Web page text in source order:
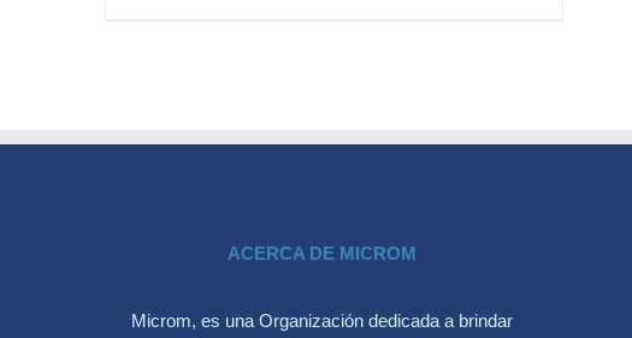
ACERCA DE MICROM
Microm, es una Organización dedicada a brindar